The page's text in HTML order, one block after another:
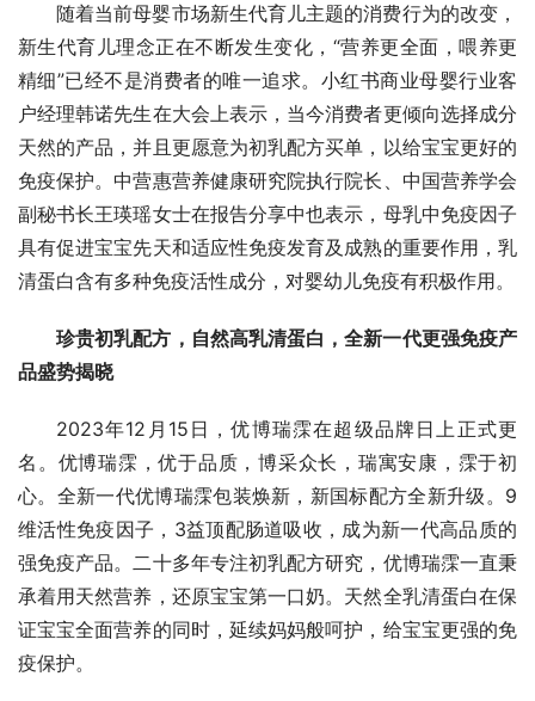
随着当前母婴市场新生代育儿主题的消费行为的改变，
新生代育儿理念正在不断发生变化，“营养更全面，喂养更
精细”已经不是消费者的唯一追求。小红书商业母婴行业客
户经理韩诺先生在大会上表示，当今消费者更倾向选择成分
天然的产品，并且更愿意为初乳配方买单，以给宝宝更好的
免疫保护。中营惠营养健康研究院执行院长、中国营养学会
副秘书长王瑛瑶女士在报告分享中也表示，母乳中免疫因子
具有促进宝宝先天和适应性免疫发育及成熟的重要作用，乳
清蛋白含有多种免疫活性成分，对婴幼儿免疫有积极作用。
珍贵初乳配方，自然高乳清蛋白，全新一代更强免疫产
品盛势揭晓
2023年12月15日，优博瑞霂在超级品牌日上正式更
名。优博瑞霂，优于品质，博采众长，瑞寓安康，霂于初
心。全新一代优博瑞霂包装焕新，新国标配方全新升级。9
维活性免疫因子，3益顶配肠道吸收，成为新一代高品质的
强免疫产品。二十多年专注初乳配方研究，优博瑞霂一直秉
承着用天然营养，还原宝宝第一口奶。天然全乳清蛋白在保
证宝宝全面营养的同时，延续妈妈般呵护，给宝宝更强的免
疫保护。